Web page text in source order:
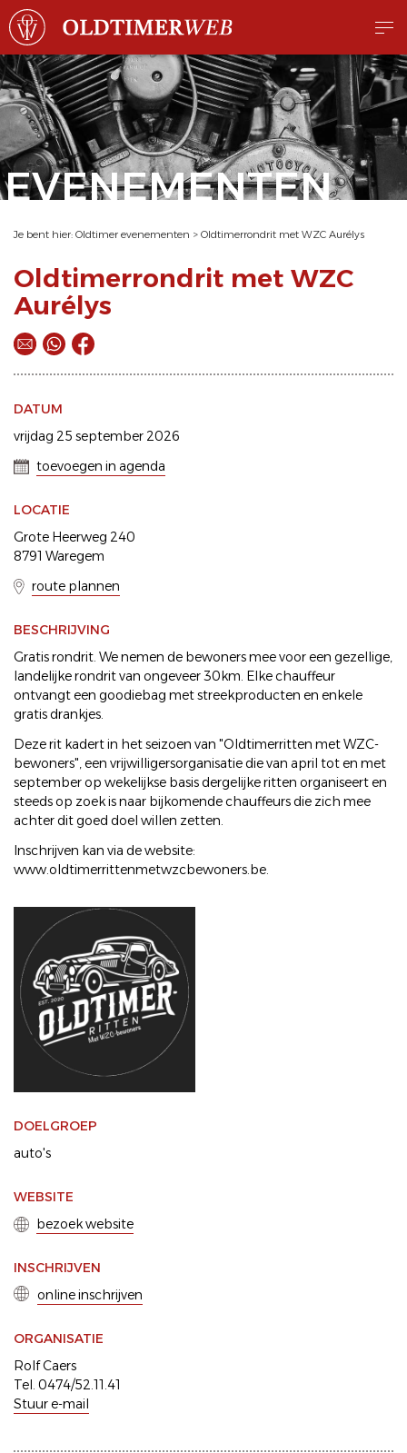
EVENEMENTEN
Je bent hier: Oldtimer evenementen > Oldtimerrondrit met WZC Aurélys
Oldtimerrondrit met WZC
Aurélys
DATUM
vrijdag 25 september 2026
toevoegen in agenda
LOCATIE
Grote Heerweg 240
8791 Waregem
route plannen
BESCHRIJVING
Gratis rondrit. We nemen de bewoners mee voor een gezellige,
landelijke rondrit van ongeveer 30km. Elke chauffeur
ontvangt een goodiebag met streekproducten en enkele
gratis drankjes.
Deze rit kadert in het seizoen van "Oldtimerritten met WZC-
bewoners", een vrijwilligersorganisatie die van april tot en met
september op wekelijkse basis dergelijke ritten organiseert en
steeds op zoek is naar bijkomende chauffeurs die zich mee
achter dit goed doel willen zetten.
Inschrijven kan via de website:
www.oldtimerrittenmetwzcbewoners.be.
DOELGROEP
auto's
WEBSITE
bezoek website
INSCHRIJVEN
online inschrijven
ORGANISATIE
Rolf Caers
Tel. 0474/52.11.41
Stuur e-mail